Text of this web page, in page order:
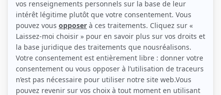
Personnages
Jamais sans amour : L'obsession(Hortence Marceau)
Les héritiers Duval(Mme Defoy)
Avec un grand A: C'est la faute à Barbie(Rita )
Avec un grand A: Ça fait pas partie de la job( Marie Théorêt )
Un homme au foyer
Simone Arcand)
Le matou (Mme Meloche)